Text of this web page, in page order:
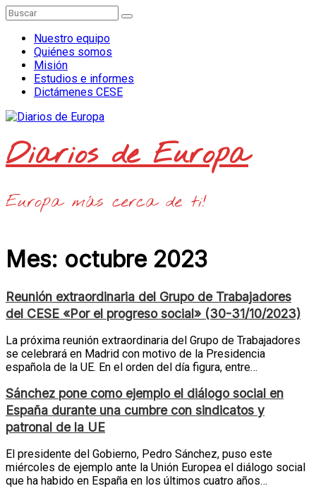
Saltar
al
contenidoNuestro equipo
Quiénes somos
Misión
Estudios e informes
Dictámenes CESE
Diarios de Europa
Europa más cerca de ti!
Mes: octubre 2023
Reunión extraordinaria del Grupo de Trabajadores
del CESE «Por el progreso social» (30-31/10/2023)
La próxima reunión extraordinaria del Grupo de Trabajadores
se celebrará en Madrid con motivo de la Presidencia
española de la UE. En el orden del día figura, entre…
Sánchez pone como ejemplo el diálogo social en
España durante una cumbre con sindicatos y
patronal de la UE
El presidente del Gobierno, Pedro Sánchez, puso este
miércoles de ejemplo ante la Unión Europea el diálogo social
que ha habido en España en los últimos cuatro años…